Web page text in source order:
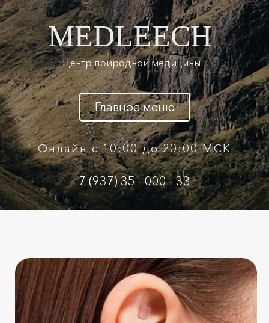
MEDLEECH
Центр природной медицины
Главное меню
Онлайн с 10:00 до 20:00 МСК
7 (937) 35 - 000 - 33